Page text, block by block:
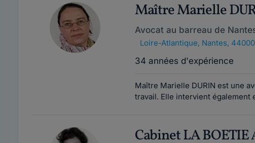
Maître Marielle
Avocat au barreau de
Loire-Atlantique, Nantes, 44000
34 années d'expérience
Maître Marielle DURIN est une
travail. Elle intervient également
Cabinet LA BOETIE